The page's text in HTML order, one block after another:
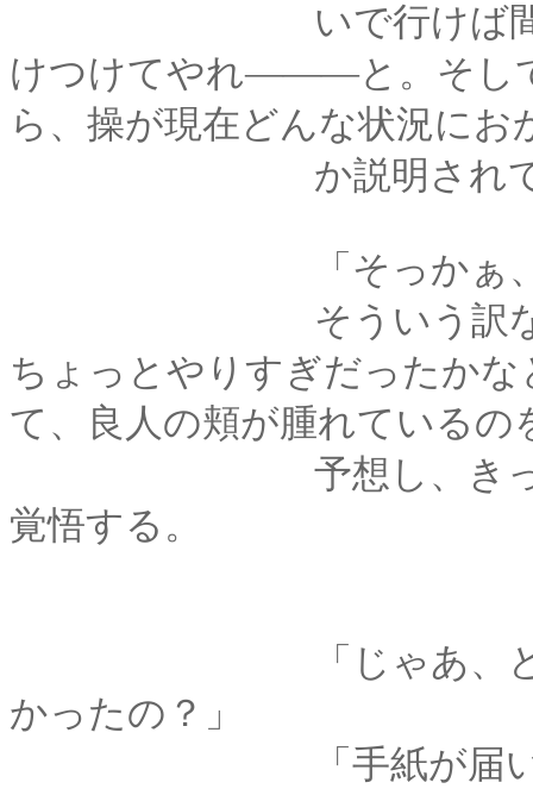
いで行けば間に合う
けつけてやれ―――と。そし
ら、操が現在どんな状況にお
か説明され
「そっかぁ、それで
そういう訳なら、さ
ちょっとやりすぎだったか
て、良人の頬が腫れているの
予想し、きっと後か
覚悟する。
「じゃあ、どうして
かったの？」
「手紙が届い